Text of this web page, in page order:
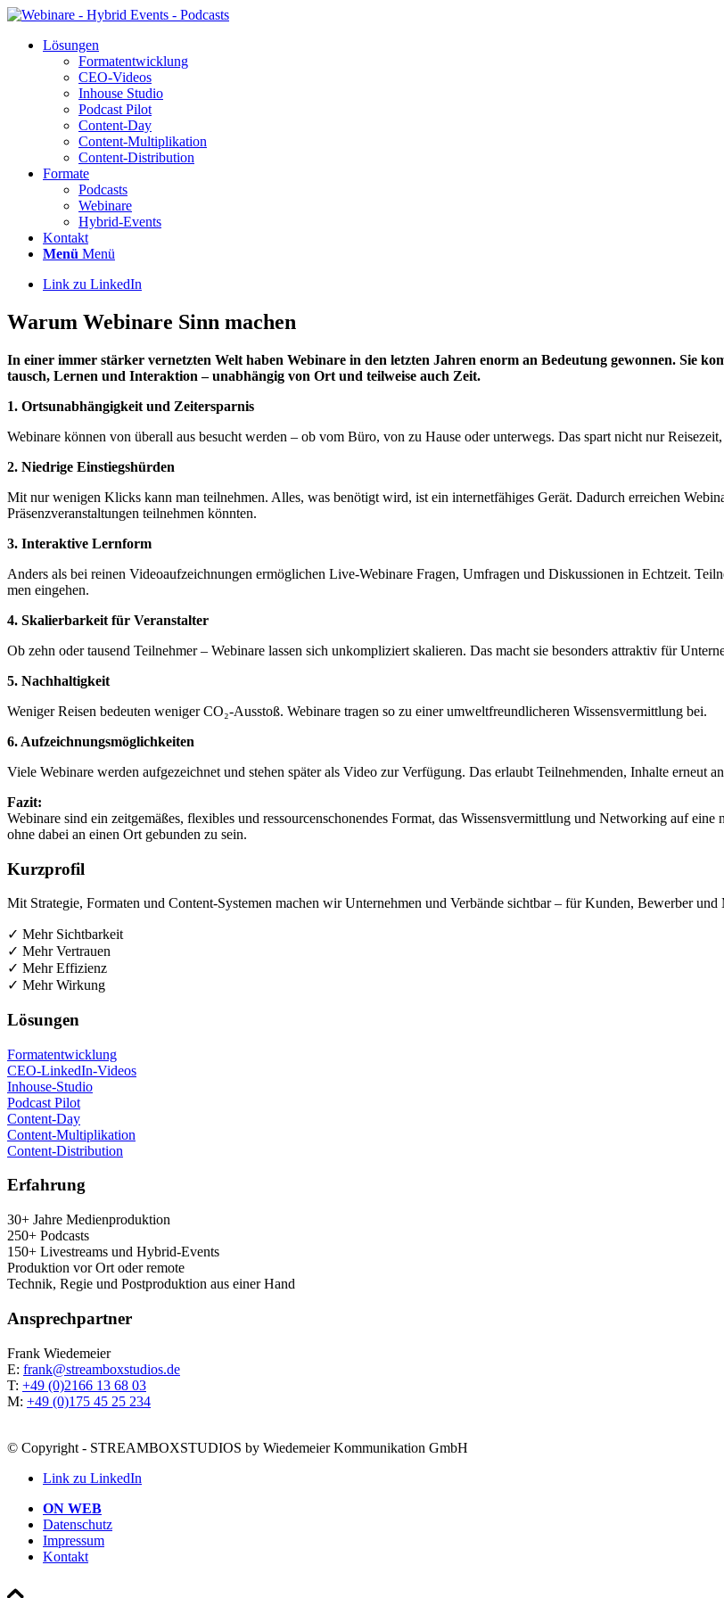
Lösun­gen
For­ma­t­ent­wick­lung
CEO-Vide­os
Inhouse Stu­dio
Pod­cast Pilot
Con­­tent-Day
Con­tent-Mul­ti­pli­ka­ti­on
Con­tent-Dis­tri­bu­ti­on
For­ma­te
Pod­casts
Web­i­na­re
Hybrid-Events
Kon­takt
Menü Menü
Link zu LinkedIn
War­um Web­i­na­re Sinn machen
In einer immer stär­ker ver­netz­ten Welt haben Web­i­na­re in den letz­ten Jah­ren enorm an Bedeu­tung gewon­nen. Sie
tausch, Ler­nen und Inter­ak­ti­on – unab­hän­gig von Ort und teil­wei­se auch Zeit.
1. Orts­un­ab­hän­gig­keit und Zeitersparnis
Web­i­na­re kön­nen von über­all aus besucht wer­den – ob vom Büro, von zu Hau­se oder unter­wegs. Das spart nicht nur
2. Nied­ri­ge Einstiegshürden
Mit nur weni­gen Klicks kann man teil­neh­men. Alles, was benö­tigt wird, ist ein inter­net­fä­hi­ges Gerät. Dadurch errei­chen
Prä­senz­ver­an­stal­tun­gen teil­neh­men könnten.
3. Inter­ak­ti­ve Lernform
Anders als bei rei­nen Video­auf­zeich­nun­gen ermög­li­chen Live-Web­i­na­re Fra­gen, Umfra­gen und Dis­kus­sio­nen in Echt­zeit.
men eingehen.
4. Ska­lier­bar­keit für Veranstalter
Ob zehn oder tau­send Teil­neh­mer – Web­i­na­re las­sen sich unkom­pli­ziert ska­lie­ren. Das macht sie beson­ders attrak­tiv für
5. Nach­hal­tig­keit
Weni­ger Rei­sen bedeu­ten weni­ger CO₂-Aus­stoß. Web­i­na­re tra­gen so zu einer umwelt­freund­li­che­ren Wis­sens­ver­mitt­lung bei.
6. Auf­zeich­nungs­mög­lich­kei­ten
Vie­le Web­i­na­re wer­den auf­ge­zeich­net und ste­hen spä­ter als Video zur Ver­fü­gung. Das erlaubt Teil­neh­men­den, Inhal­te erneut
Fazit:
Web­i­na­re sind ein zeit­ge­mä­ßes, fle­xi­bles und res­sour­cen­scho­nen­des For­mat, das Wis­sens­ver­mitt­lung und Net­wor­king auf
ohne dabei an einen Ort gebun­den zu sein.
Kurz­pro­fil
Mit Stra­te­gie, For­ma­ten und Con­tent-Sys­te­men machen wir Unter­neh­men und Ver­bän­de sicht­bar – für Kun­den, Bewer­ber
✓ Mehr Sichtbarkeit
✓ Mehr Vertrauen
✓ Mehr Effizienz
✓ Mehr Wirkung
Lösun­gen
For­ma­t­ent­wick­lung
CEO-Lin­ke­dIn-Vide­os
Inhouse-Stu­dio
Pod­cast Pilot
Con­tent-Day
Con­tent-Mul­ti­pli­ka­ti­on
Con­tent-Dis­tri­bu­ti­on
Erfah­rung
30+ Jah­re Medienproduktion
250+ Podcasts
150+ Live­streams und Hybrid-Events
Pro­duk­ti­on vor Ort oder remote
Tech­nik, Regie und Post­pro­duk­ti­on aus einer Hand
Ansprech­part­ner
Frank Wie­demei­er
E: frank@streamboxstudios.de
T: +49 (0)2166 13 68 03
M: +49 (0)175 45 25 234
© Copyright - STREAMBOXSTUDIOS by Wiedemeier Kommunikation GmbH
Link zu LinkedIn
ON WEB
Daten­schutz
Impres­sum
Kon­takt